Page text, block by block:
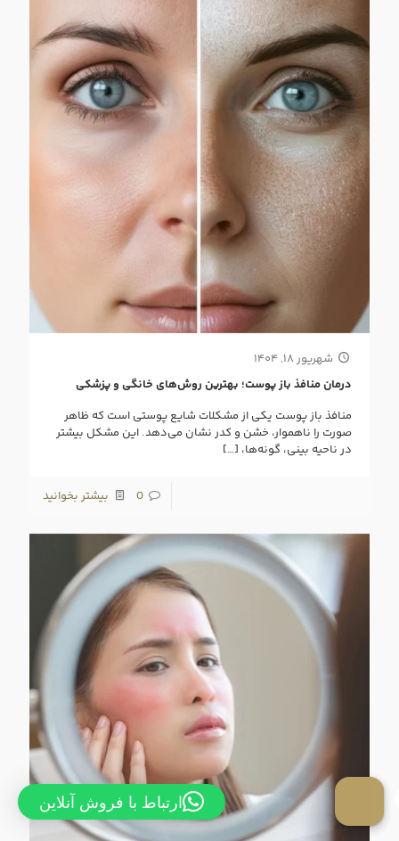
شهریور ۱۸, ۱۴۰۴
درمان منافذ باز پوست؛ بهترین روش‌های خانگی و پزشکی
منافذ باز پوست یکی از مشکلات شایع پوستی است که ظاهر
صورت را ناهموار، خشن و کدر نشان می‌دهد. این مشکل بیشتر
در ناحیه بینی، گونه‌ها، […]
0 بیشتر بخوانید
ارتباط با فروش آنلاین